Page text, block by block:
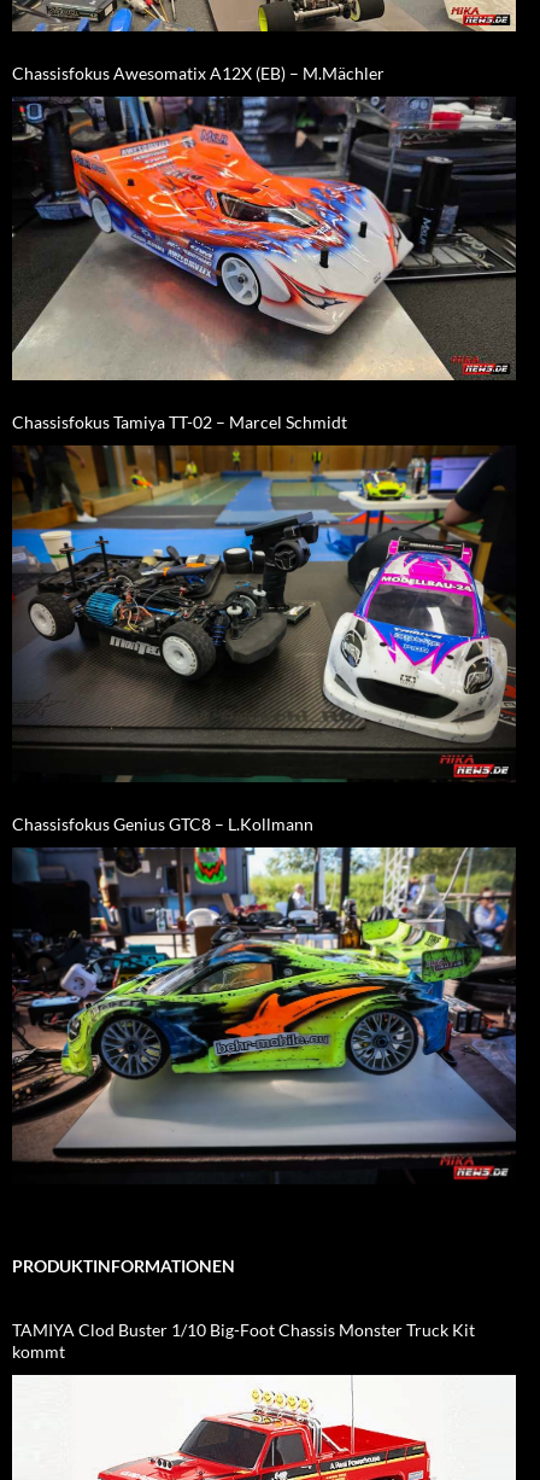
Chassisfokus Awesomatix A12X (EB) – M.Mächler
Chassisfokus Tamiya TT-02 – Marcel Schmidt
Chassisfokus Genius GTC8 – L.Kollmann
PRODUKTINFORMATIONEN
TAMIYA Clod Buster 1/10 Big-Foot Chassis Monster Truck Kit
kommt